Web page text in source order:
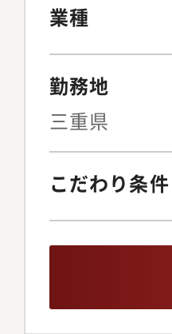
業種
勤務地
三重県
こだわり条件